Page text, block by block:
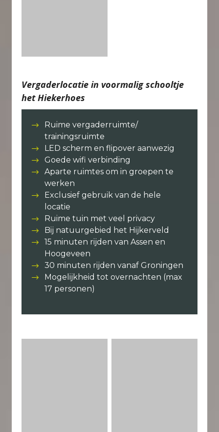
Vergaderlocatie in voormalig schooltje
het Hiekerhoes
Ruime vergaderruimte/
trainingsruimte
LED scherm en flipover aanwezig
Goede wifi verbinding
Aparte ruimtes om in groepen te
werken
Exclusief gebruik van de hele
locatie
Ruime tuin met veel privacy
Bij natuurgebied het Hijkerveld
15 minuten rijden van Assen en
Hoogeveen
30 minuten rijden vanaf Groningen
Mogelijkheid tot overnachten (max
17 personen)